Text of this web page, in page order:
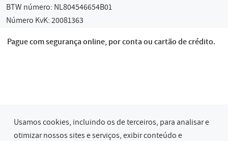
BTW número: NL804546654B01
Número KvK: 20081363
Pague com segurança online, por conta ou cartão de crédito.
Usamos cookies, incluindo os de terceiros, para analisar e
otimizar nossos sites e serviços, exibir conteúdo e